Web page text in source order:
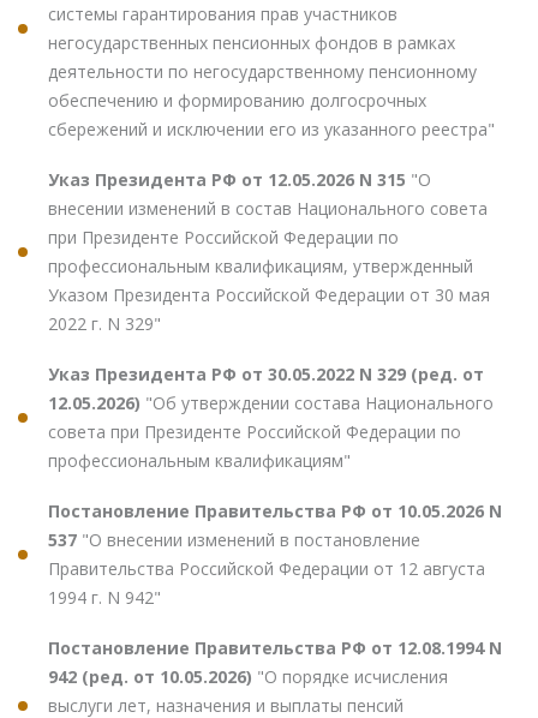
системы гарантирования прав участников
негосударственных пенсионных фондов в рамках
деятельности по негосударственному пенсионному
обеспечению и формированию долгосрочных
сбережений и исключении его из указанного реестра"
Указ Президента РФ от 12.05.2026 N 315 "О
внесении изменений в состав Национального совета
при Президенте Российской Федерации по
профессиональным квалификациям, утвержденный
Указом Президента Российской Федерации от 30 мая
2022 г. N 329"
Указ Президента РФ от 30.05.2022 N 329 (ред. от
12.05.2026) "Об утверждении состава Национального
совета при Президенте Российской Федерации по
профессиональным квалификациям"
Постановление Правительства РФ от 10.05.2026 N
537 "О внесении изменений в постановление
Правительства Российской Федерации от 12 августа
1994 г. N 942"
Постановление Правительства РФ от 12.08.1994 N
942 (ред. от 10.05.2026) "О порядке исчисления
выслуги лет, назначения и выплаты пенсий